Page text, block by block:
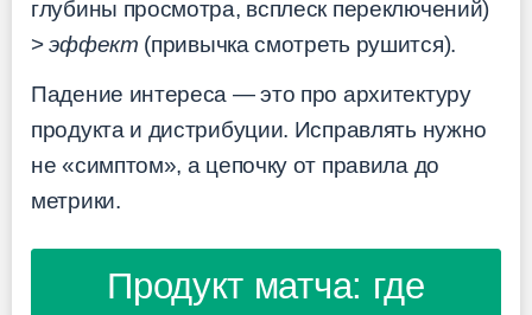
глубины просмотра, всплеск переключений)
>эффект (привычка смотреть рушится).
Падение интереса — это про архитектуру
продукта и дистрибуции. Исправлять нужно
не «симптом», а цепочку от правила до
метрики.
Продукт матча: где